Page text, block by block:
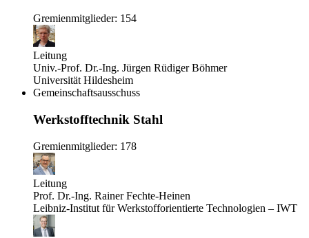
Gremienmitglieder: 154
Leitung
Univ.-Prof. Dr.-Ing. Jürgen Rüdiger Böhmer
Universität Hildesheim
Gemeinschaftsausschuss
Werkstofftechnik Stahl
Gremienmitglieder: 178
Leitung
Prof. Dr.-Ing. Rainer Fechte-Heinen
Leibniz-Institut für Werkstofforientierte Technologien – IWT